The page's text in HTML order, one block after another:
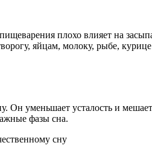
плохо влияет на
яйцам, молоку, рыбе,
Он уменьшает усталость и
фазы сна.
сну